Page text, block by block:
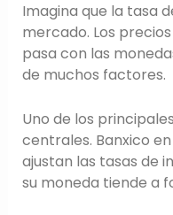
Imagina que la tasa
mercado. Los
pasa con las
de muchos factores.
Uno de los
centrales. Banxico
ajustan las tasas de
su moneda tiende a